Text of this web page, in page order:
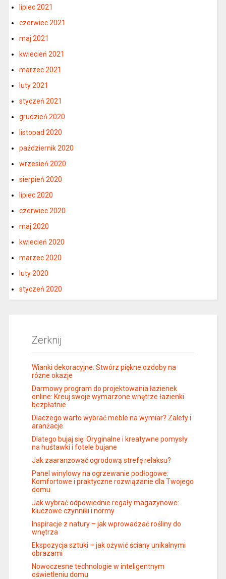
lipiec 2021
czerwiec 2021
maj 2021
kwiecień 2021
marzec 2021
luty 2021
styczeń 2021
grudzień 2020
listopad 2020
październik 2020
wrzesień 2020
sierpień 2020
lipiec 2020
czerwiec 2020
maj 2020
kwiecień 2020
marzec 2020
luty 2020
styczeń 2020
Zerknij
Wianki dekoracyjne: Stwórz piękne ozdoby na
różne okazje
Darmowy program do projektowania łazienek
online: Kreuj swoje wymarzone wnętrze łazienki
bezpłatnie
Dlaczego warto wybrać meble na wymiar? Zalety i
aranżacje
Dlatego bujaj się: Oryginalne i kreatywne pomysły
na huśtawki i fotele bujane
Jak zaaranżować ogrodową strefę relaksu?
Panel winylowy na ogrzewanie podłogowe:
Komfortowe i praktyczne rozwiązanie dla Twojego
domu
Jak wybrać odpowiednie regały magazynowe:
kluczowe czynniki i normy
Inspiracje z natury – jak wprowadzać rośliny do
wnętrza
Ekspozycja sztuki – jak ożywić ściany unikalnymi
obrazami
Nowoczesne technologie w inteligentnym
oświetleniu domu